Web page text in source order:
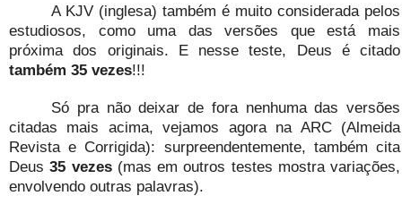
A KJV (inglesa) também é muito considerada pelos
estudiosos, como uma das versões que está mais
próxima dos originais. E nesse teste, Deus é citado
também 35 vezes!!!
Só pra não deixar de fora nenhuma das versões
citadas mais acima, vejamos agora na ARC (Almeida
Revista e Corrigida): surpreendentemente, também cita
Deus35 vezes(mas em outros testes mostra variações,
envolvendo outras palavras).